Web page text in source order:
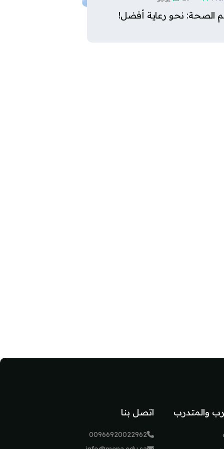
الصحة: نحو رعاية أفضل!
والمتدرب اتصل بنا
00966920022962